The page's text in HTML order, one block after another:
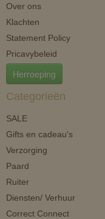
Over ons
Klachten
Statement Policy
Pricavybeleid
Herroeping
Categorieën
SALE
Gifts en cadeau's
Verzorging
Paard
Ruiter
Diensten/ Verhuur
Correct Connect